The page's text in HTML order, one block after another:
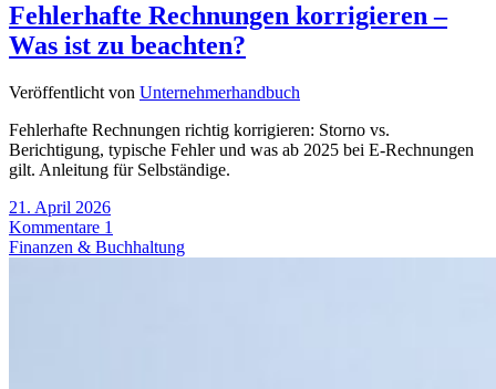
Fehlerhafte Rechnungen korrigieren –
Was ist zu beachten?
Veröffentlicht von Unternehmerhandbuch
Fehlerhafte Rechnungen richtig korrigieren: Storno vs.
Berichtigung, typische Fehler und was ab 2025 bei E-Rechnungen
gilt. Anleitung für Selbständige.
21. April 2026
Kommentare 1
Finanzen & Buchhaltung